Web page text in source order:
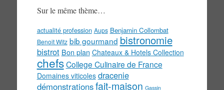
Sur le même thème…
actualité profession Aups Benjamin Collombat
Benoit Witz bib gourmand bistronomie
bistrot Bon plan Chateaux & Hotels Collection
chefs College Culinaire de France
Domaines viticoles dracenie
démonstrationsfait-maison Gassin